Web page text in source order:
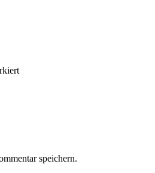
speichern.